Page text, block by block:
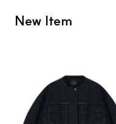
New Item